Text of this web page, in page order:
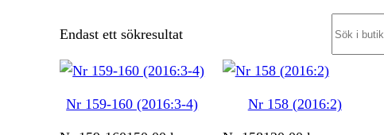
Endast ett sökresultat
Nr 159-160 (2016:3-4) Nr 158 (2016:2)